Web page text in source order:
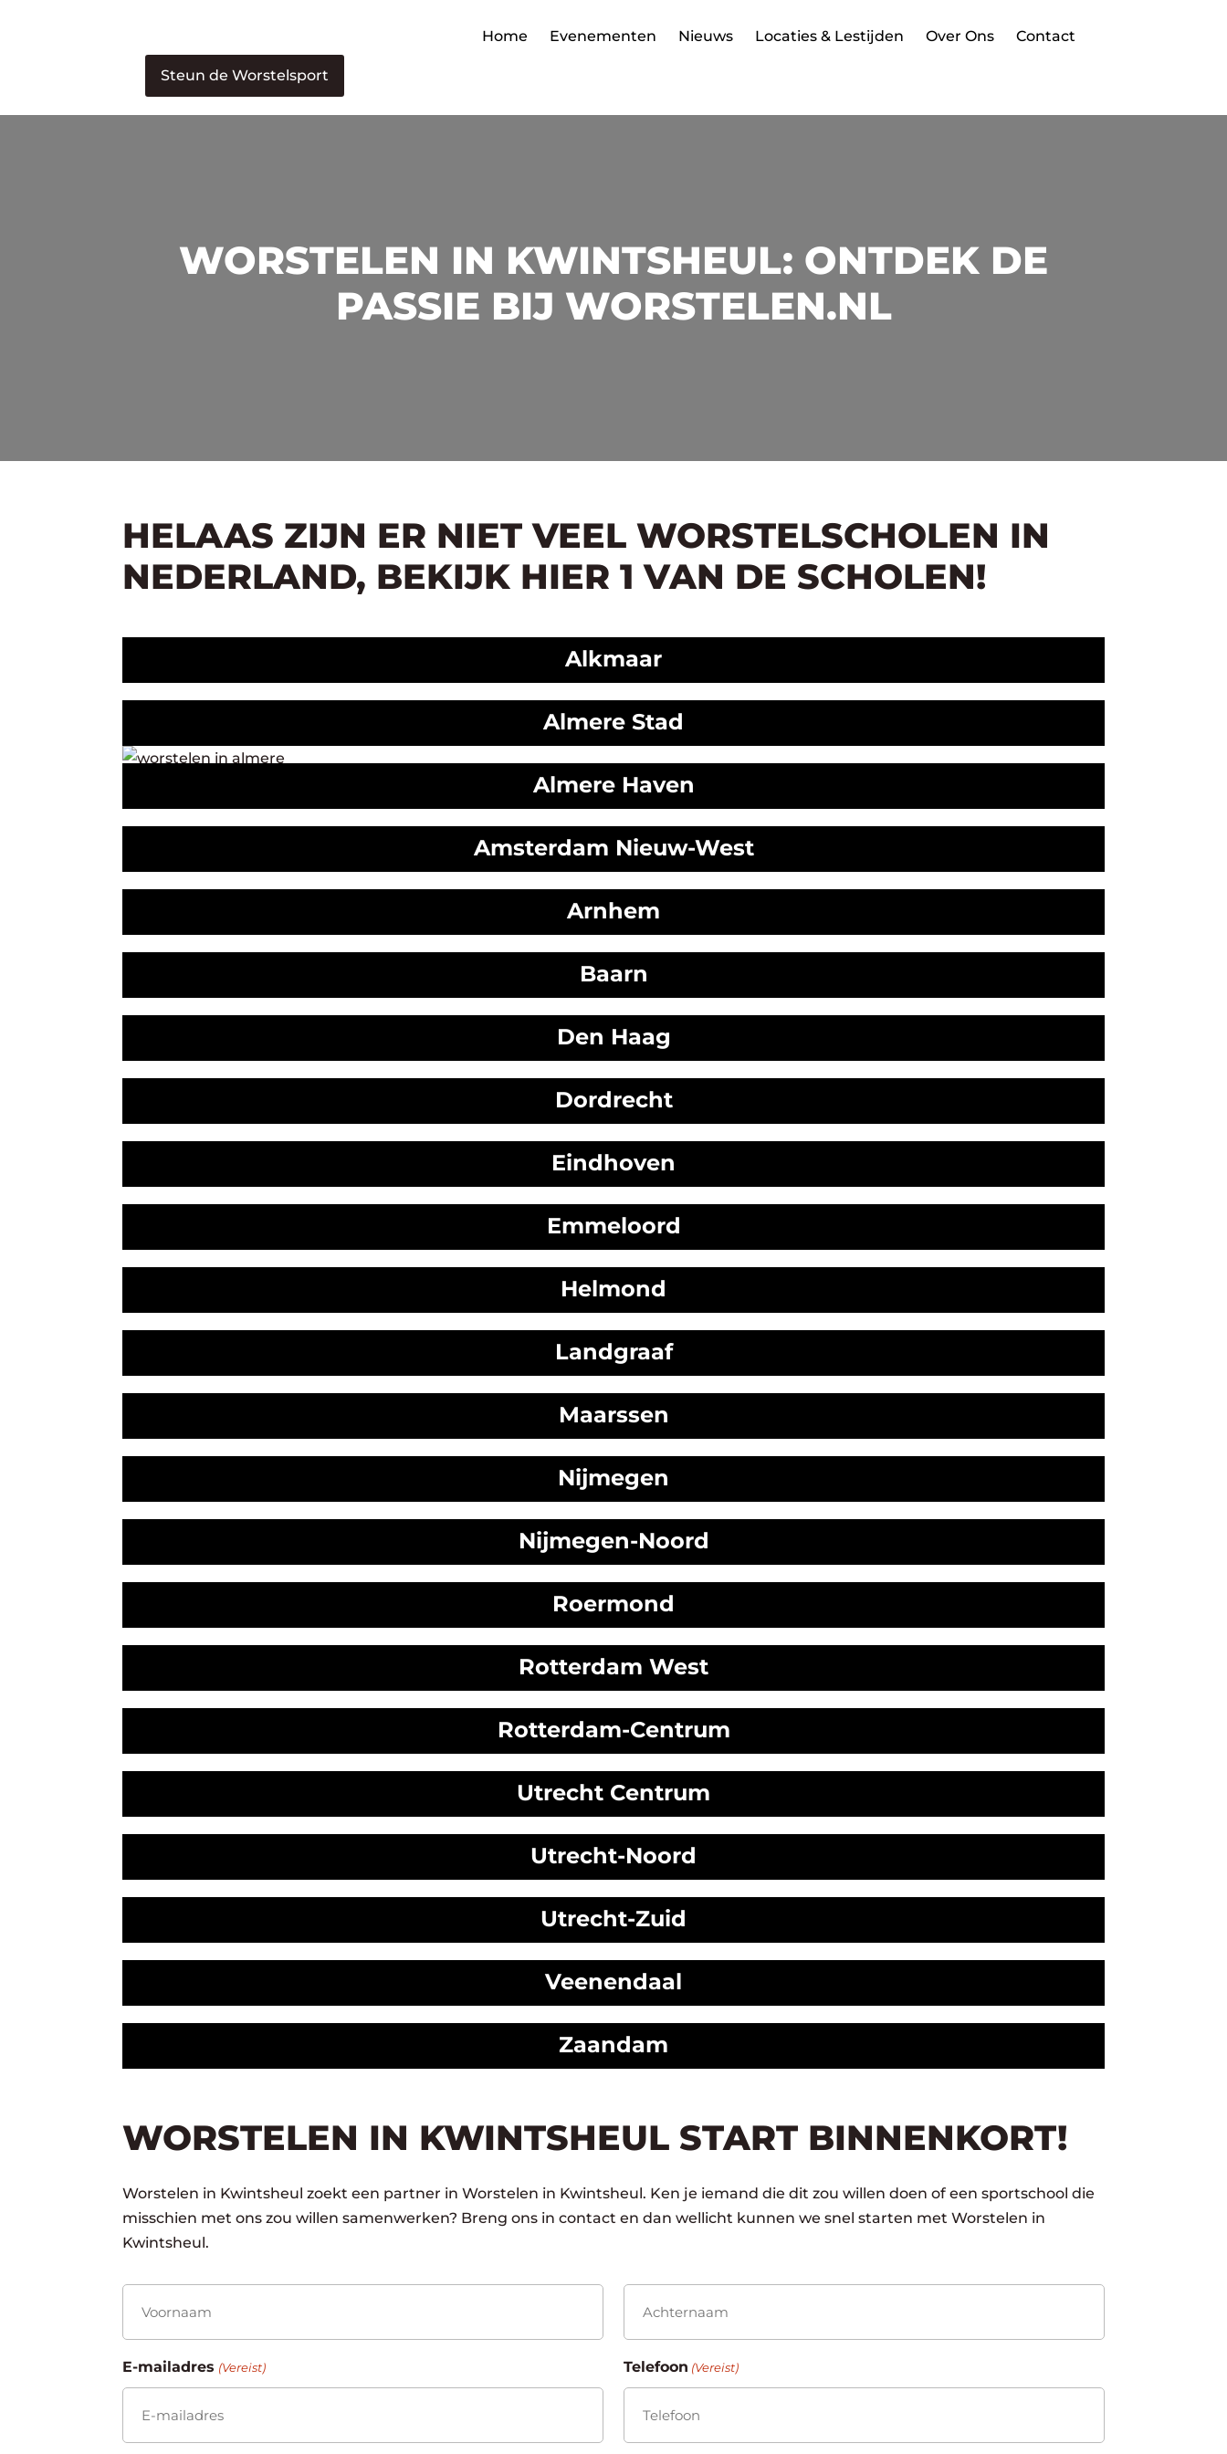
Home Evenementen Nieuws Locaties & Lestijden Over Ons Contact
Steun de Worstelsport
WORSTELEN IN KWINTSHEUL: ONTDEK DE
PASSIE BIJ WORSTELEN.NL
HELAAS ZIJN ER NIET VEEL WORSTELSCHOLEN IN
NEDERLAND, BEKIJK HIER 1 VAN DE SCHOLEN!
Alkmaar
Almere Stad
Almere Haven
Amsterdam Nieuw-West
Arnhem
Baarn
Den Haag
Dordrecht
Eindhoven
Emmeloord
Helmond
Landgraaf
Maarssen
Nijmegen
Nijmegen-Noord
Roermond
Rotterdam West
Rotterdam-Centrum
Utrecht Centrum
Utrecht-Noord
Utrecht-Zuid
Veenendaal
Zaandam
WORSTELEN IN KWINTSHEUL START BINNENKORT!
Worstelen in Kwintsheul zoekt een partner in Worstelen in Kwintsheul. Ken je iemand die dit zou willen doen of een sportschool die
misschien met ons zou willen samenwerken? Breng ons in contact en dan wellicht kunnen we snel starten met Worstelen in
Kwintsheul.
(Vereist)
Voornaam
E-mailadres (Vereist) Telefoon (Vereist)